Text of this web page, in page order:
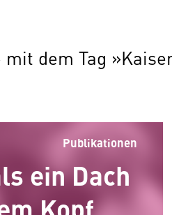
dem Tag
Publikationen
ein Dach